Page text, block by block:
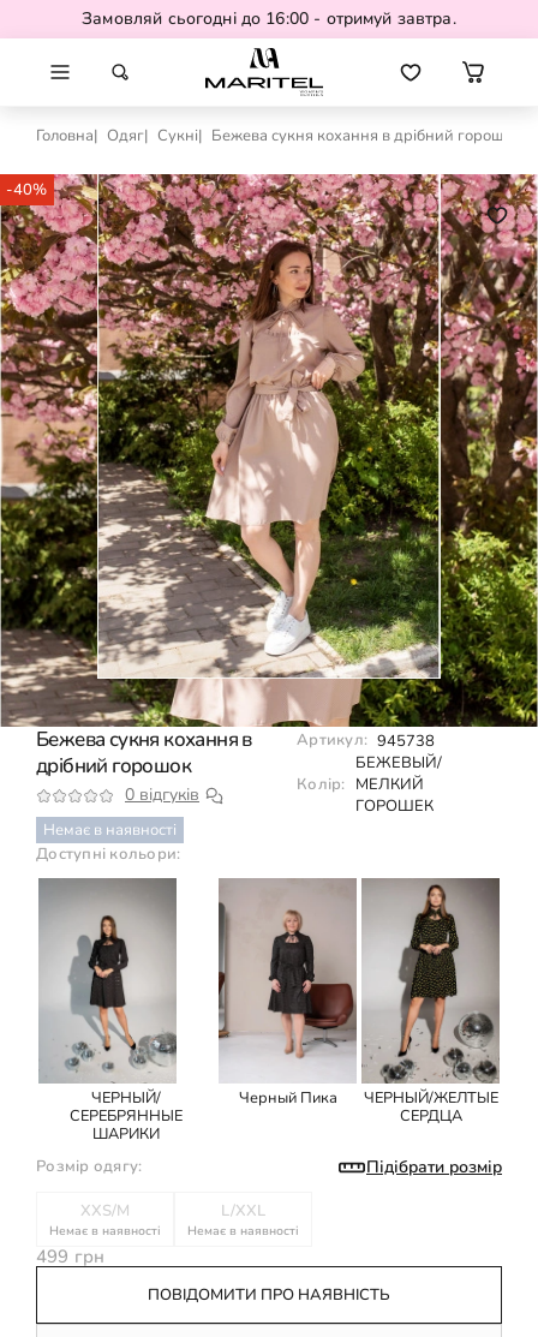
Замовляй сьогодні до 16:00 - отримуй завтра.
Головна Одяг Сукні Бежева сукня кохання в дрібний горошок
-40%
Бежева сукня кохання в
дрібний горошок
0 відгуків
Артикул: 945738
Колір:
БЕЖЕВЫЙ/
МЕЛКИЙ
ГОРОШЕК
Немає в наявності
Доступні кольори:
ЧЕРНЫЙ/
СЕРЕБРЯННЫЕ
ШАРИКИ
Черный Пика
ЧЕРНЫЙ/ЖЕЛТЫЕ
СЕРДЦА
Розмір одягу: Підібрати розмір
XXS/M
Немає в наявності
L/XXL
Немає в наявності
499 грн
ПОВІДОМИТИ ПРО НАЯВНІСТЬ